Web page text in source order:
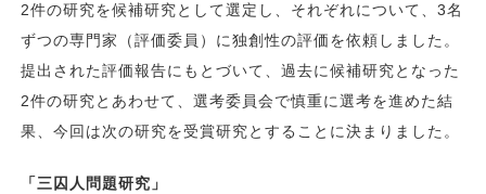
2件の研究を候補研究として選定し、それぞれについて、3名
ずつの専門家（評価委員）に独創性の評価を依頼しました。
提出された評価報告にもとづいて、過去に候補研究となった
2件の研究とあわせて、選考委員会で慎重に選考を進めた結
果、今回は次の研究を受賞研究とすることに決まりました。
「三囚人問題研究」